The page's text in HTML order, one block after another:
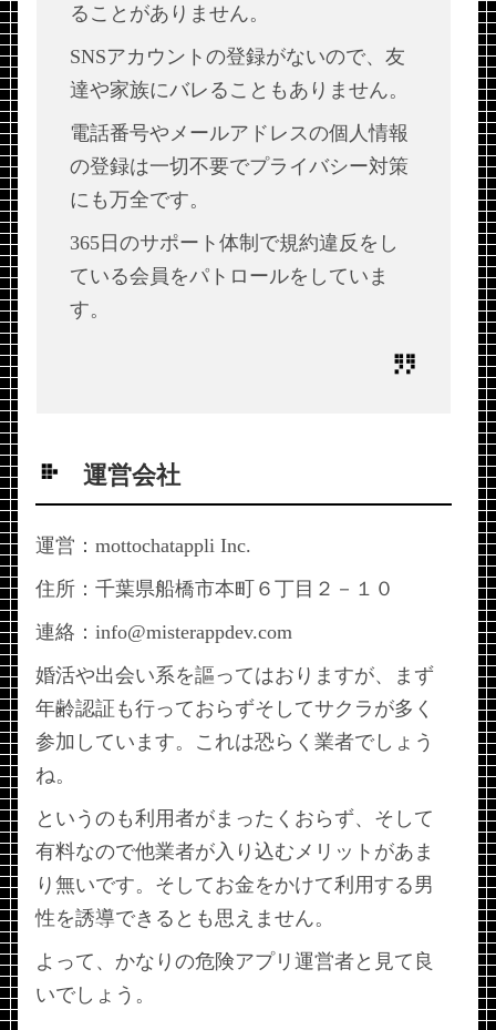
ることがありません。
SNSアカウントの登録がないので、友
達や家族にバレることもありません。
電話番号やメールアドレスの個人情報
の登録は一切不要でプライバシー対策
にも万全です。
365日のサポート体制で規約違反をし
ている会員をパトロールをしていま
す。
運営会社
運営： mottochatappli Inc.
住所： 千葉県船橋市本町６丁目２－１０
連絡：info@misterappdev.com
婚活や出会い系を謳ってはおりますが、まず
年齢認証も行っておらずそしてサクラが多く
参加しています。これは恐らく業者でしょう
ね。
というのも利用者がまったくおらず、そして
有料なので他業者が入り込むメリットがあま
り無いです。そしてお金をかけて利用する男
性を誘導できるとも思えません。
よって、かなりの危険アプリ運営者と見て良
いでしょう。